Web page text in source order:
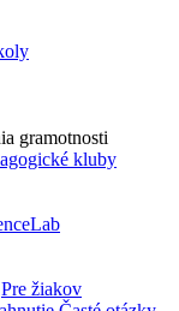
gramotnosti
kluby
Pre žiakov